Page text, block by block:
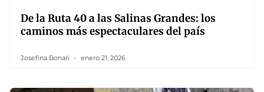
De la Ruta 40 a las Salinas Grandes: los
caminos más espectaculares del país
Josefina Bonari enero 21, 2026